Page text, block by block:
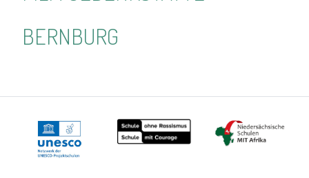
BERNBURG